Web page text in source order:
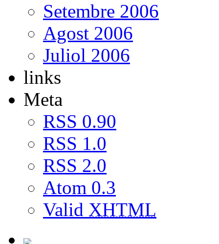
Setembre 2006
Agost 2006
Juliol 2006
links
Meta
RSS 0.90
RSS 1.0
RSS 2.0
Atom 0.3
Valid XHTML